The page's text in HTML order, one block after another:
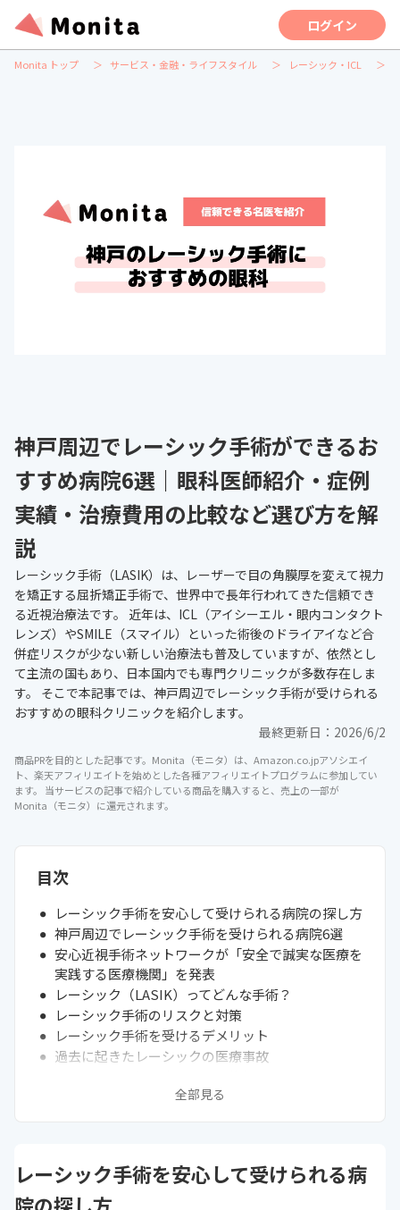
ログイン
Monita トップ サービス・金融・ライフスタイル レーシック・ICL
神戸周辺でレーシック手術ができるお
すすめ病院6選｜眼科医師紹介・症例
実績・治療費用の比較など選び方を解
説
レーシック手術（LASIK）は、レーザーで目の角膜厚を変えて視力
を矯正する屈折矯正手術で、世界中で長年行われてきた信頼でき
る近視治療法です。 近年は、ICL（アイシーエル・眼内コンタクト
レンズ）やSMILE（スマイル）といった術後のドライアイなど合
併症リスクが少ない新しい治療法も普及していますが、依然とし
て主流の国もあり、日本国内でも専門クリニックが多数存在しま
す。 そこで本記事では、神戸周辺でレーシック手術が受けられる
おすすめの眼科クリニックを紹介します。
最終更新日： 2026/6/2
商品PRを目的とした記事です。Monita（モニタ）は、Amazon.co.jpアソシエイ
ト、楽天アフィリエイトを始めとした各種アフィリエイトプログラムに参加してい
ます。 当サービスの記事で紹介している商品を購入すると、売上の一部が
Monita（モニタ）に還元されます。
目次
レーシック手術を安心して受けられる病院の探し方
神戸周辺でレーシック手術を受けられる病院6選
安心近視手術ネットワークが「安全で誠実な医療を
実践する医療機関」を発表
レーシック（LASIK）ってどんな手術？
レーシック手術のリスクと対策
レーシック手術を受けるデメリット
過去に起きたレーシックの医療事故
次に読むべきレーシック手術の関連記事はこちら
全部見る
レーシック手術を安心して受けられる病